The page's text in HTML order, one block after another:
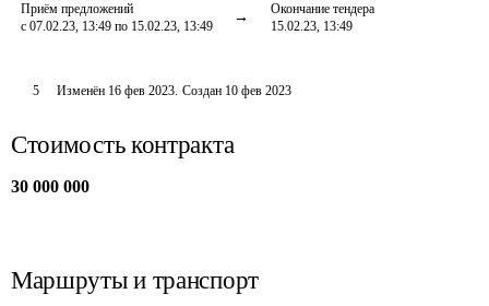
Приём предложений
с 07.02.23, 13:49 по 15.02.23, 13:49
Окончание тендера
15.02.23, 13:49
5 Изменён 16 фев 2023. Создан 10 фев 2023
Стоимость контракта
30 000 000
Маршруты и транспорт